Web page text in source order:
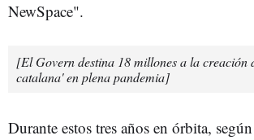
NewSpace".
[El Govern destina 18 millones a la creación
catalana' en plena pandemia]
Durante estos tres años en órbita,